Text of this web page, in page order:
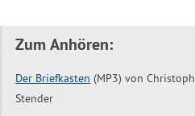
Zum Anhören:
Der Briefkasten(MP3) von Christoph
Stender